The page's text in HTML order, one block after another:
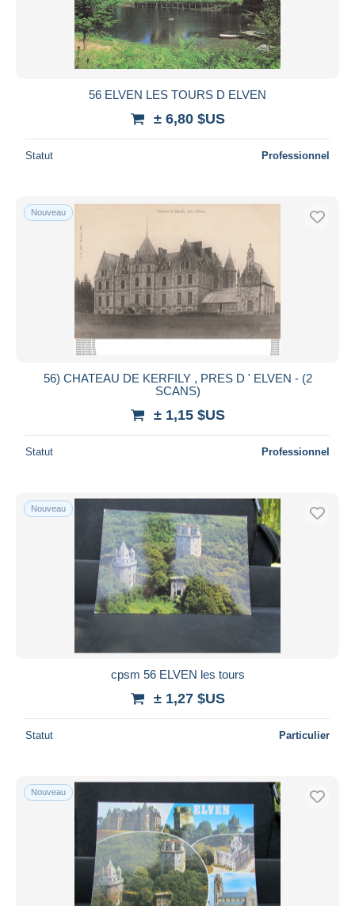
56 ELVEN LES TOURS D ELVEN
± 6,80 $US
Statut Professionnel
Nouveau
56) CHATEAU DE KERFILY , PRES D ' ELVEN - (2
SCANS)
± 1,15 $US
Statut Professionnel
Nouveau
cpsm 56 ELVEN les tours
± 1,27 $US
Statut Particulier
Nouveau